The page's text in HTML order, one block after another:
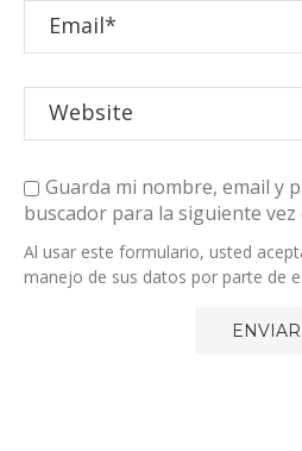
Guarda mi nombre, email y
buscador para la siguiente vez
Al usar este formulario, usted
manejo de sus datos por parte de